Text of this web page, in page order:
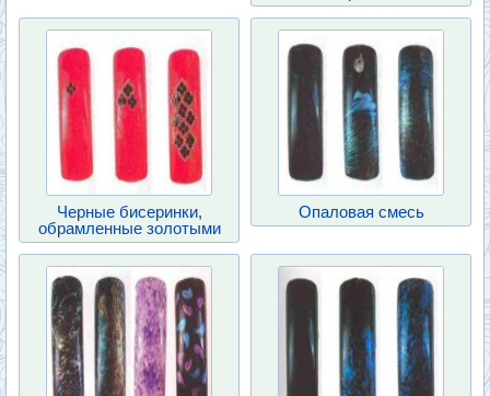
Черные бисеринки,
обрамленные золотыми
Опаловая смесь